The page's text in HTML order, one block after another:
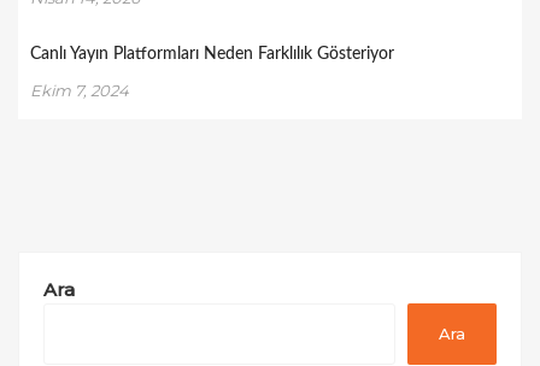
Canlı Yayın Platformları Neden Farklılık Gösteriyor
Ekim 7, 2024
Ara
Ara